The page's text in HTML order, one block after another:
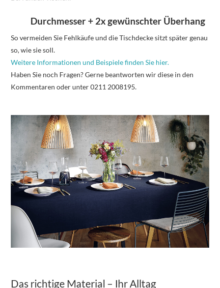
Durchmesser + 2x gewünschter Überhang
So vermeiden Sie Fehlkäufe und die Tischdecke sitzt später genau
so, wie sie soll.
Weitere Informationen und Beispiele finden Sie hier.
Haben Sie noch Fragen? Gerne beantworten wir diese in den
Kommentaren oder unter 0211 2008195.
Das richtige Material – Ihr Alltag